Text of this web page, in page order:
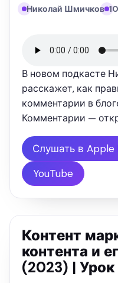
Николай Шмичков
В новом подкасте
расскажет, как
комментарии в
Комментарии —
повысить
продажи. НО при
аудиторией через …
Слушать в Apple
YouTube
Контент
контента и
(2023) |